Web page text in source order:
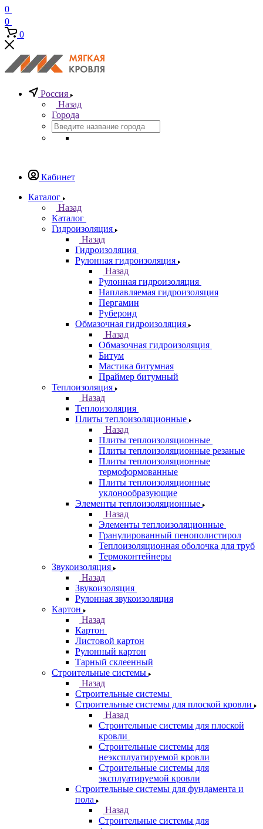
0
0
0
Россия
Назад
Города
Кабинет
Каталог
Назад
Каталог
Гидроизоляция
Назад
Гидроизоляция
Рулонная гидроизоляция
Назад
Рулонная гидроизоляция
Наплавляемая гидроизоляция
Пергамин
Рубероид
Обмазочная гидроизоляция
Назад
Обмазочная гидроизоляция
Битум
Мастика битумная
Праймер битумный
Теплоизоляция
Назад
Теплоизоляция
Плиты теплоизоляционные
Назад
Плиты теплоизоляционные
Плиты теплоизоляционные резаные
Плиты теплоизоляционные
термоформованные
Плиты теплоизоляционные
уклонообразующие
Элементы теплоизоляционные
Назад
Элементы теплоизоляционные
Гранулированный пенополистирол
Теплоизоляционная оболочка для труб
Термоконтейнеры
Звукоизоляция
Назад
Звукоизоляция
Рулонная звукоизоляция
Картон
Назад
Картон
Листовой картон
Рулонный картон
Тарный склеенный
Строительные системы
Назад
Строительные системы
Строительные системы для плоской кровли
Назад
Строительные системы для плоской
кровли
Строительные системы для
неэксплуатируемой кровли
Строительные системы для
эксплуатируемой кровли
Строительные системы для фундамента и
пола
Назад
Строительные системы для